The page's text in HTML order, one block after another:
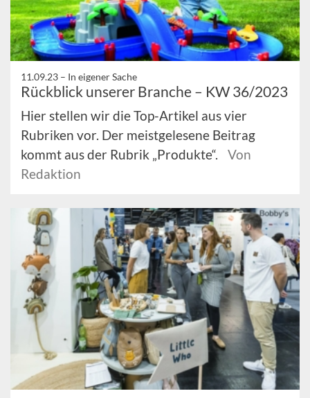
11.09.23 – In eigener Sache
Rückblick unserer Branche – KW 36/2023
Hier stellen wir die Top-Artikel aus vier
Rubriken vor. Der meistgelesene Beitrag
kommt aus der Rubrik „Produkte“.
Von
Redaktion